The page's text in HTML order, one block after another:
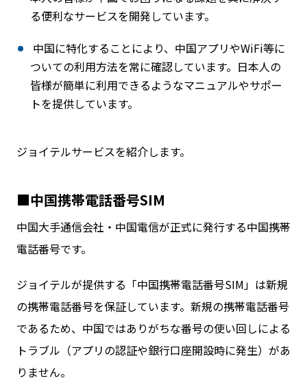
る便利なサービスを開発しています。
中国に特化することにより、中国アプリやWiFi等に
ついての利用方法を常に確認しています。日本人の
皆様が簡単に利用できるようなマニュアルやサポー
トを提供しています。
ジョイテルサービスを紹介します。
■中国携帯電話番号SIM
中国大手通信会社・中国電信が正式に発行する中国携帯
電話番号です。
ジョイテルが提供する「中国携帯電話番号SIM」は新規
の携帯電話番号を保証しています。新規の携帯電話番号
であるため、中国ではありがちな番号の使い回しによる
トラブル（アプリの認証や銀行口座開設時に発生）があ
りません。